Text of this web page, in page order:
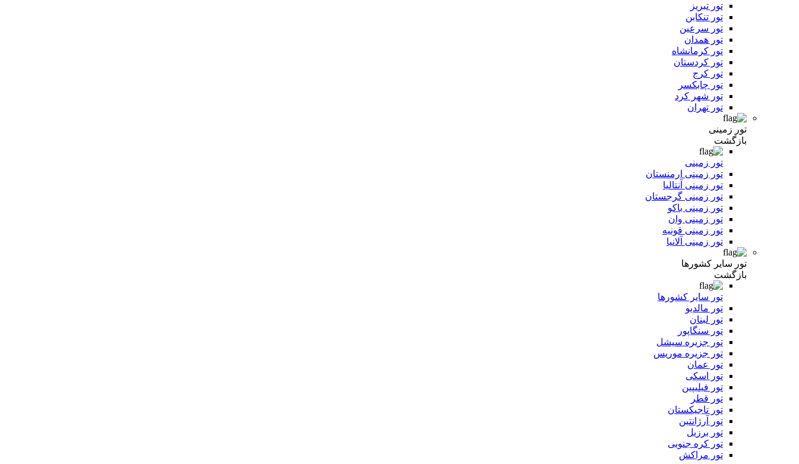
تور تبریز
تور تنکابن
تور سرعین
تور همدان
تور کرمانشاه
تور کردستان
تور کرج
تور چابکسر
تور شهر کرد
تور تهران
تور زمینی
بازگشت
تور زمینی
تور زمینی ارمنستان
تور زمینی آنتالیا
تور زمینی گرجستان
تور زمینی باکو
تور زمینی وان
تور زمینی قونیه
تور زمینی آلانیا
تور سایر کشورها
بازگشت
تور سایر کشورها
تور مالدیو
تور لبنان
تور سنگاپور
تور جزیره سیشل
تور جزیره موریس
تور عمان
تور اسکی
تور فیلیپین
تور قطر
تور تاجیکستان
تور آرژانتین
تور برزیل
تور کره جنوبی
تور مراکش